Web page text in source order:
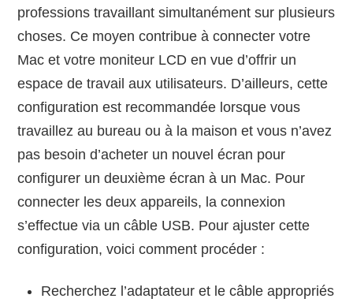
professions travaillant simultanément sur plusieurs
choses. Ce moyen contribue à connecter votre
Mac et votre moniteur LCD en vue d’offrir un
espace de travail aux utilisateurs. D’ailleurs, cette
configuration est recommandée lorsque vous
travaillez au bureau ou à la maison et vous n’avez
pas besoin d’acheter un nouvel écran pour
configurer un deuxième écran à un Mac. Pour
connecter les deux appareils, la connexion
s’effectue via un câble USB. Pour ajuster cette
configuration, voici comment procéder :
Recherchez l’adaptateur et le câble appropriés